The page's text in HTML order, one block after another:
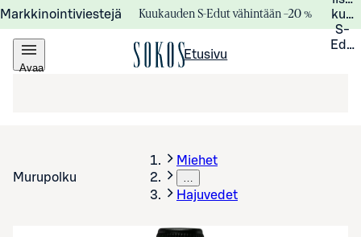
Markkinointiviestejä Kuukauden S-Edut vähintään –20 %
S-
Avaa
Etusivu
Murupolku
Miehet
…
Hajuvedet